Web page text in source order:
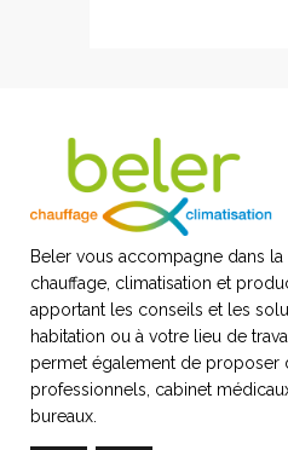
Beler vous accompagne dans
chauffage, climatisation et
apportant les conseils et les
habitation ou à votre lieu de
permet également de proposer
professionnels, cabinet
bureaux.